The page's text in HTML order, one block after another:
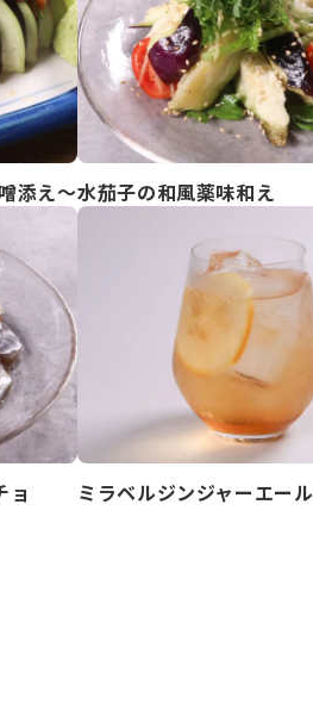
添え～水茄子の和風薬味和え
ョ ミラベルジンジャーエール